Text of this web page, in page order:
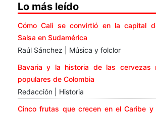
Lo más leído
Cómo Cali se convirtió en la capital
Salsa en Sudamérica
Raúl Sánchez | Música y folclor
Bavaria y la historia de las cervezas
populares de Colombia
Redacción | Historia
Cinco frutas que crecen en el Caribe y